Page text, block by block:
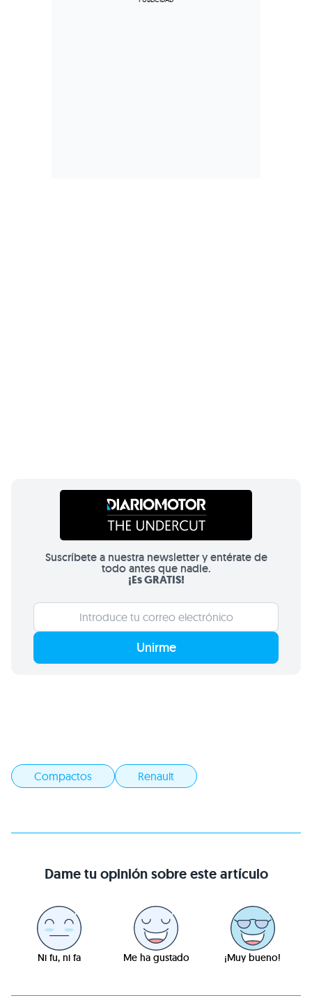
Suscríbete a nuestra newsletter y entérate de
todo antes que nadie.
¡Es GRATIS!
Unirme
Compactos Renault
Dame tu opinión sobre este artículo
Ni fu, ni fa Me ha gustado ¡Muy bueno!